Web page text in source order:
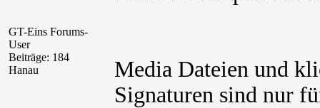
GT-Eins Forums-
User
Beiträge: 184
Hanau
Media Dateien und
Signaturen sind nur